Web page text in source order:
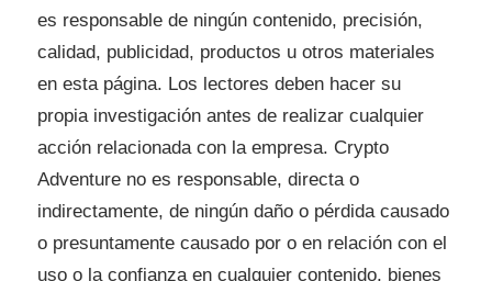
es responsable de ningún contenido, precisión,
calidad, publicidad, productos u otros materiales
en esta página. Los lectores deben hacer su
propia investigación antes de realizar cualquier
acción relacionada con la empresa. Crypto
Adventure no es responsable, directa o
indirectamente, de ningún daño o pérdida causado
o presuntamente causado por o en relación con el
uso o la confianza en cualquier contenido, bienes